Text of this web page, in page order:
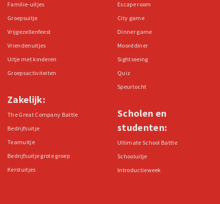
Familie-uitjes
Groepsuitje
Vrijgezellenfeest
Vriendenuitjes
Uitje met kinderen
Groepsactiviteiten
Zakelijk:
The Great Company Battle
Bedrijfsuitje
Teamuitje
Bedrijfsuitje grote groep
Kerstuitjes
Escape room
City game
Dinner game
Moorddiner
Sightseeing
Quiz
Speurtocht
Scholen en
studenten:
Ultimate School Battle
Schooluitje
Introductieweek